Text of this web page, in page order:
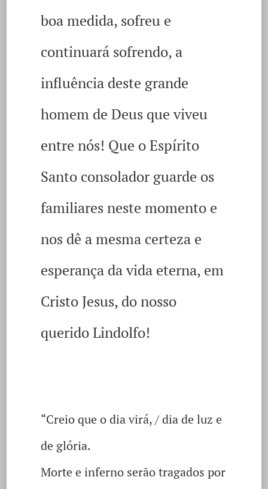
boa medida, sofreu e
continuará sofrendo, a
influência deste grande
homem de Deus que viveu
entre nós! Que o Espírito
Santo consolador guarde os
familiares neste momento e
nos dê a mesma certeza e
esperança da vida eterna, em
Cristo Jesus, do nosso
querido Lindolfo!
“Creio que o dia virá, / dia de luz e
de glória.
Morte e inferno serão tragados por